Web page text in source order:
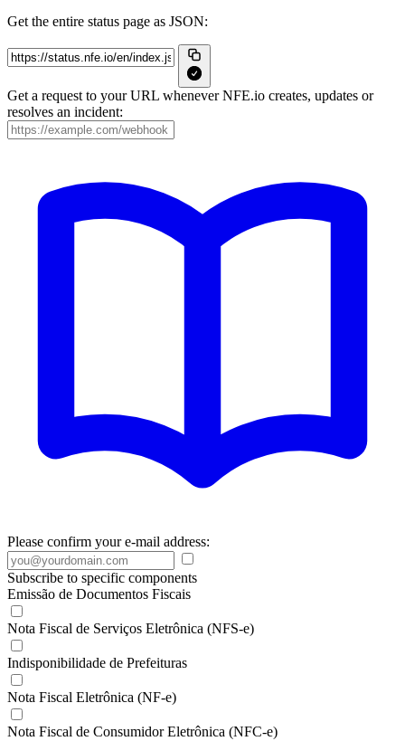
Get the entire status page as JSON:
Get a request to your URL whenever NFE.io creates, updates or
resolves an incident:
Please confirm your e-mail address:
Subscribe to specific components
Emissão de Documentos Fiscais
Nota Fiscal de Serviços Eletrônica (NFS-e)
Indisponibilidade de Prefeituras
Nota Fiscal Eletrônica (NF-e)
Nota Fiscal de Consumidor Eletrônica (NFC-e)